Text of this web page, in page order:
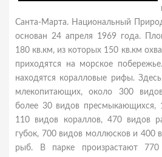
Санта-Марта. Национальный
основан 24 апреля 1969 года.
180 кв.км, из которых 150 кв.км
приходятся на морское
находятся коралловые рифы.
млекопитающих, около 300
более 30 видов пресмыкающихся,
110 видов кораллов, 470 видов
губок, 700 видов моллюсков и 400
рыб. В парке произрастают 770